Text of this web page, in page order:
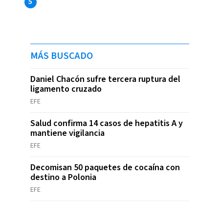
MÁS BUSCADO
Daniel Chacón sufre tercera ruptura del
ligamento cruzado
EFE
Salud confirma 14 casos de hepatitis A y
mantiene vigilancia
EFE
Decomisan 50 paquetes de cocaína con
destino a Polonia
EFE